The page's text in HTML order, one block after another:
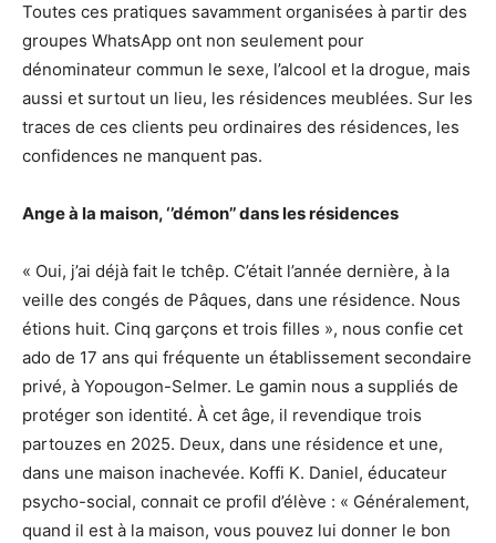
Toutes ces pratiques savamment organisées à partir des
groupes WhatsApp ont non seulement pour
dénominateur commun le sexe, l’alcool et la drogue, mais
aussi et surtout un lieu, les résidences meublées. Sur les
traces de ces clients peu ordinaires des résidences, les
confidences ne manquent pas.
Ange à la maison, ‘’démon’’ dans les résidences
« Oui, j’ai déjà fait le tchêp. C’était l’année dernière, à la
veille des congés de Pâques, dans une résidence. Nous
étions huit. Cinq garçons et trois filles », nous confie cet
ado de 17 ans qui fréquente un établissement secondaire
privé, à Yopougon-Selmer. Le gamin nous a suppliés de
protéger son identité. À cet âge, il revendique trois
partouzes en 2025. Deux, dans une résidence et une,
dans une maison inachevée. Koffi K. Daniel, éducateur
psycho-social, connait ce profil d’élève : « Généralement,
quand il est à la maison, vous pouvez lui donner le bon